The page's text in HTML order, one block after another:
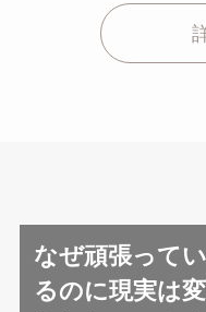
なぜ頑張ってい
るのに現実は変